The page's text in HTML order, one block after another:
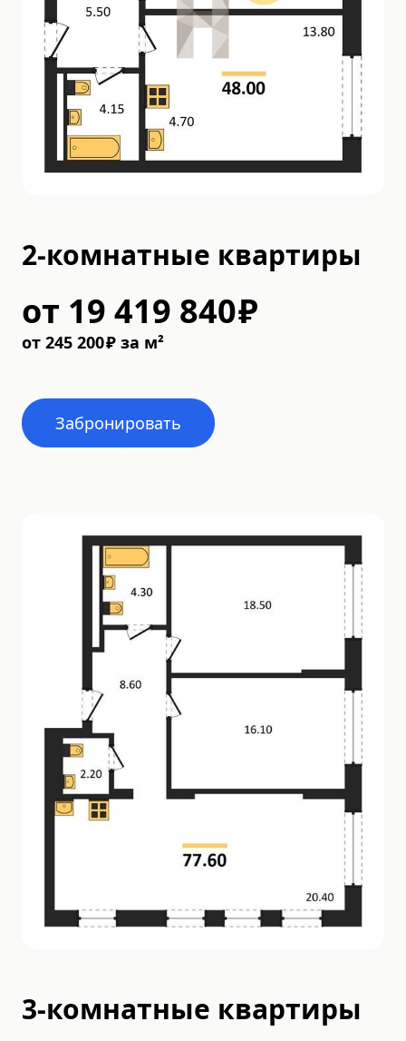
2-комнатные квартиры
от 19 419 840₽
от 245 200₽ за м²
Забронировать
3-комнатные квартиры